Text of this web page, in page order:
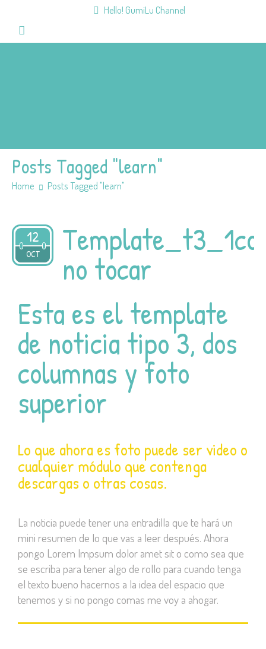
Hello! GumiLu Channel
Posts Tagged "learn"
Home Posts Tagged "learn"
12
OCT
2022
no tocar
Esta es el template
de noticia tipo 3, dos
columnas y foto
superior
Lo que ahora es foto puede ser video o
cualquier módulo que contenga
descargas o otras cosas.
La noticia puede tener una entradilla que te hará un
mini resumen de lo que vas a leer después. Ahora
pongo Lorem Impsum dolor amet sit o como sea que
se escriba para tener algo de rollo para cuando tenga
el texto bueno hacernos a la idea del espacio que
tenemos y si no pongo comas me voy a ahogar.